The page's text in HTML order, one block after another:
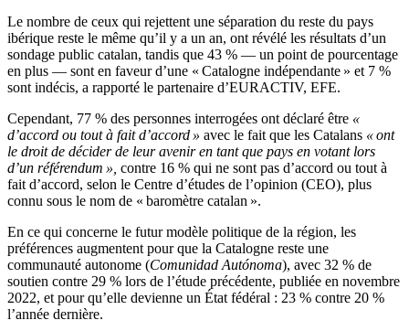
Le nombre de ceux qui rejettent une séparation du reste du pays
ibérique reste le même qu’il y a un an, ont révélé les résultats d’un
sondage public catalan, tandis que 43 % — un point de pourcentage
en plus — sont en faveur d’une « Catalogne indépendante » et 7 %
sont indécis, a rapporté le partenaire d’EURACTIV, EFE.
Cependant, 77 % des personnes interrogées ont déclaré être «
d’accord ou tout à fait d’accord » avec le fait que les Catalans « ont
le droit de décider de leur avenir en tant que pays en votant lors
d’un référendum », contre 16 % qui ne sont pas d’accord ou tout à
fait d’accord, selon le Centre d’études de l’opinion (CEO), plus
connu sous le nom de « baromètre catalan ».
En ce qui concerne le futur modèle politique de la région, les
préférences augmentent pour que la Catalogne reste une
communauté autonome (Comunidad Autónoma), avec 32 % de
soutien contre 29 % lors de l’étude précédente, publiée en novembre
2022, et pour qu’elle devienne un État fédéral : 23 % contre 20 %
l’année dernière.